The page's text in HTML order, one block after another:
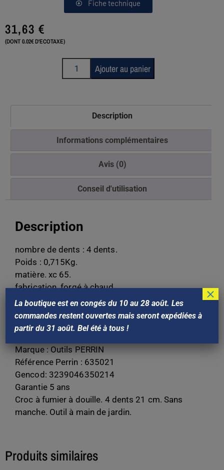
Fiche technique
31,63€
(DONT 0.02€ D'ECOTAXE)
Ajouter au panier
Description
Informations complémentaires
Avis (0)
Conseil d'utilisation
Description
nombre de dents : 4 dents.
Poids : 0,715Kg.
matière. xc 65.
fabrication. forgé à chaud.
épaisseur. 7 mm.
traitement thermique. trempé en entier.
Dureté. 140 kg/mm².
Marque : Outils PERRIN
Référence Perrin : 635021
Gencod: 3239046350214
Garantie 5 ans
Croc à fumier à douille. 4 dents 21 cm. Sans
manche. Outil à main de jardin.
Produits similaires
La boutique est en congés du 10 au 28 août. Les
commandes restent ouvertes mais seront expédiées à
partir du 31 août. Bel été à tous !
×